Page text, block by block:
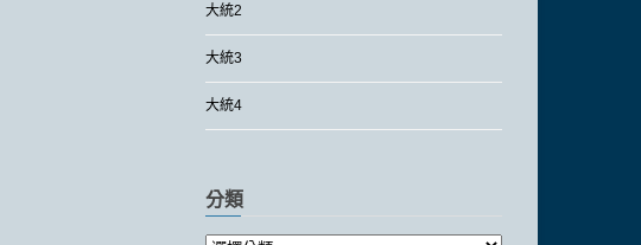
大統2
大統3
大統4
分類